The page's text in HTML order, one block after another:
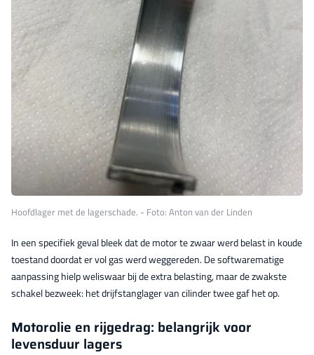
Hoofdlager met de lagerschade. - Foto: Anton van der Linden
In een specifiek geval bleek dat de motor te zwaar werd belast in koude
toestand doordat er vol gas werd weggereden. De softwarematige
aanpassing hielp weliswaar bij de extra belasting, maar de zwakste
schakel bezweek: het drijfstanglager van cilinder twee gaf het op.
Motorolie en rijgedrag: belangrijk voor
levensduur lagers